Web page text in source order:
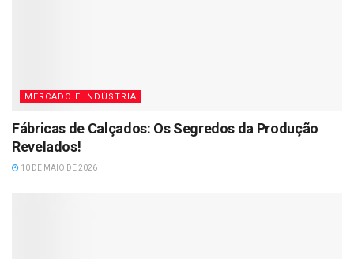
MERCADO E INDÚSTRIA
Fábricas de Calçados: Os Segredos da Produção
Revelados!
10 DE MAIO DE 2026